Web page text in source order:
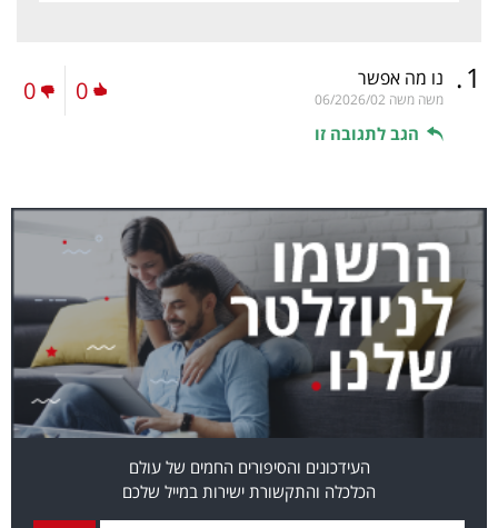
1
. נו מה אפשר
משה משה 06/2026/02
הגב לתגובה זו
0
0
העידכונים והסיפורים החמים של עולם
הכלכלה והתקשורת ישירות במייל שלכם